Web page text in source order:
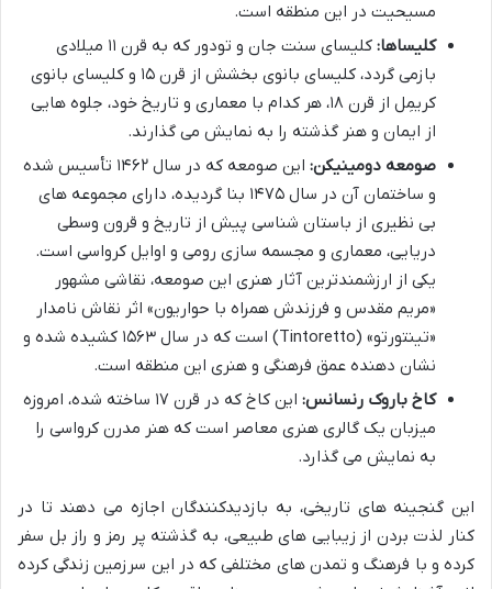
مسیحیت در این منطقه است.
کلیساها:
کلیسای سنت جان و تودور که به قرن ۱۱ میلادی
بازمی گردد، کلیسای بانوی بخشش از قرن ۱۵ و کلیسای بانوی
کریمِل از قرن ۱۸، هر کدام با معماری و تاریخ خود، جلوه هایی
از ایمان و هنر گذشته را به نمایش می گذارند.
صومعه دومینیکن:
این صومعه که در سال ۱۴۶۲ تأسیس شده
و ساختمان آن در سال ۱۴۷۵ بنا گردیده، دارای مجموعه های
بی نظیری از باستان شناسی پیش از تاریخ و قرون وسطی
دریایی، معماری و مجسمه سازی رومی و اوایل کرواسی است.
یکی از ارزشمندترین آثار هنری این صومعه، نقاشی مشهور
«مریم مقدس و فرزندش همراه با حواریون» اثر نقاش نامدار
«تینتورتو» (Tintoretto) است که در سال ۱۵۶۳ کشیده شده و
نشان دهنده عمق فرهنگی و هنری این منطقه است.
کاخ باروک رنسانس:
این کاخ که در قرن ۱۷ ساخته شده، امروزه
میزبان یک گالری هنری معاصر است که هنر مدرن کرواسی را
به نمایش می گذارد.
این گنجینه های تاریخی، به بازدیدکنندگان اجازه می دهند تا در
کنار لذت بردن از زیبایی های طبیعی، به گذشته پر رمز و راز بل سفر
کرده و با فرهنگ و تمدن های مختلفی که در این سرزمین زندگی کرده